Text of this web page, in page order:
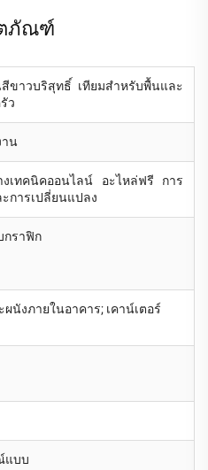
ตภัณฑ์
ขาวบริสุทธิ์ เทียมสำหรับพื้นและ
ว
าน
เทคนิคออนไลน์ อะไหล่ฟรี การ
การเปลี่ยนแปลง
กราฟิก
นังภายในอาคาร; เคาน์เตอร์
แบบ